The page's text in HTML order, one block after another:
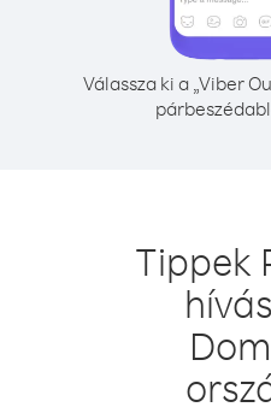
Válassza ki a „Viber
Tippek